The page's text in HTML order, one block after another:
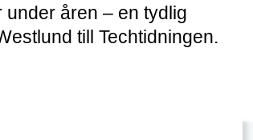
åren – en tydlig
till Techtidningen.